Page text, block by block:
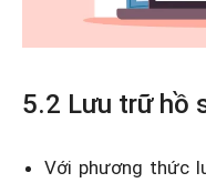
5.2 Lưu trữ hồ
Với phương thức